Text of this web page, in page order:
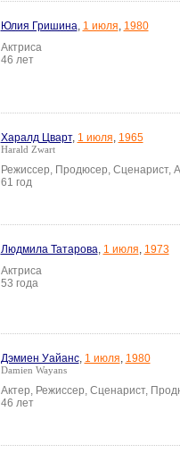
Юлия Гришина, 1 июля, 1980
Актриса
46 лет
Харалд Цварт, 1 июля, 1965
Harald Zwart
Режиссер, Продюсер, Сценарист,
61 год
Людмила Татарова, 1 июля, 1973
Актриса
53 года
Дэмиен Уайанс, 1 июля, 1980
Damien Wayans
Актер, Режиссер, Сценарист,
46 лет